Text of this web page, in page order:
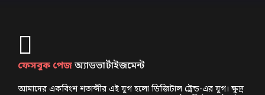
ফেসবুক পেজঅ্যাডভার্টাইজমেন্ট
আমাদের একবিংশ শতাব্দীর এই যুগ হলো ডিজিটাল ট্রেন্ড-এর যুগ। ক্ষুদ্র